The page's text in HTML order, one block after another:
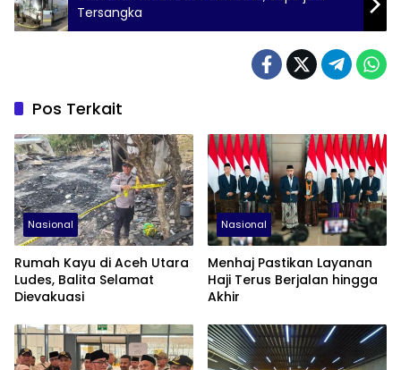
optimal. Rangkaian
kegiatan di
Lhokseumawe diawali
dengan pelaksanaan…
Tersangka
Pos Terkait
Nasional
Rumah Kayu di Aceh Utara
Ludes, Balita Selamat
Dievakuasi
Nasional
Menhaj Pastikan Layanan
Haji Terus Berjalan hingga
Akhir